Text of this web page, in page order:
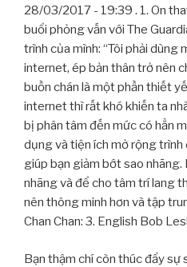
28/03/2017 - 19:39 . 1. On
buổi phỏng vấn với The
trình của mình: “Tôi phải
internet, ép bản thân trở nên
buồn chán là một phần thiết
internet thì rất khó khiến ta
bị phân tâm đến mức có hẳn
dụng và tiện ích mở rộng
giúp bạn giảm bớt sao nhãng.
nhãng và để cho tâm trí lang
nên thông minh hơn và tập
Chan Chan: 3. English Bob
Bạn thậm chí còn thúc đẩy sự